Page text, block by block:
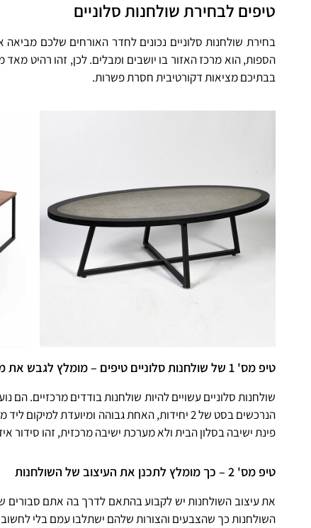
טיפים לבחירת שולחנות סלוניים
בחירת שולחנות סלוניים נכונים לחדר האורחים שלכם
הספות, הוא מרכז האזור בו יושבים ומבלים. לכן, זהו רהיט
בבתיכם מציאות דקורטיבית חסרת פשרות.
טיפ מס' 1 של שולחנות סלוניים טיפים – מומלץ לגבש את מבנהו של שולחן הסלון
שולחנות סלוניים עשויים להיות שולחנות בודדים מרכזיים. הם
הנרכשים בסט של 2 יחידות, האחת גבוהה
פינת ישיבה בסלון הבית ולא מערכת ישיבה מרכזית, זהו
טיפ מס' 2 – כך מומלץ לתכנן את העיצוב של השולחנות
את עיצוב השולחנות יש לקבוע בהתאם לדרך בה אתם סבורים
השולחנות כך שהצבעים והצורות שלהם ישתלבו עמם בלי